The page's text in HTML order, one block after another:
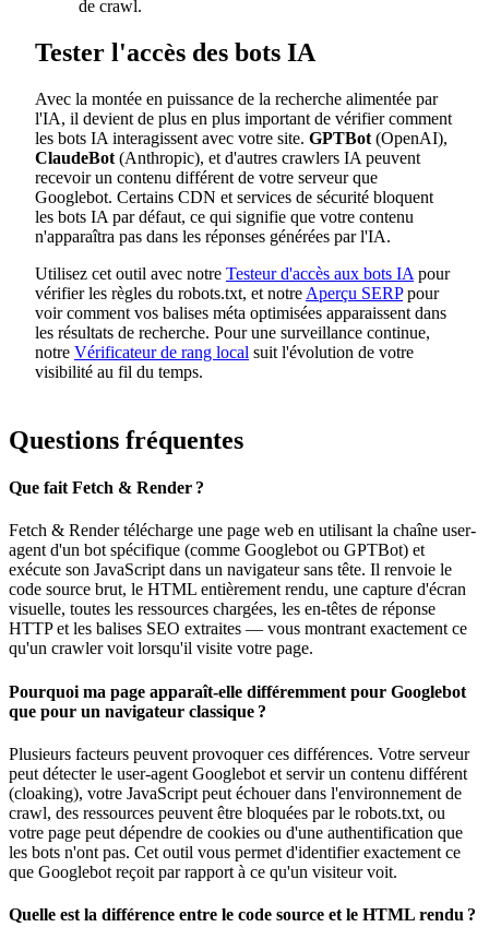
de crawl.
Tester l'accès des bots IA
Avec la montée en puissance de la recherche alimentée par
l'IA, il devient de plus en plus important de vérifier comment
les bots IA interagissent avec votre site. GPTBot (OpenAI),
ClaudeBot (Anthropic), et d'autres crawlers IA peuvent
recevoir un contenu différent de votre serveur que
Googlebot. Certains CDN et services de sécurité bloquent
les bots IA par défaut, ce qui signifie que votre contenu
n'apparaîtra pas dans les réponses générées par l'IA.
Utilisez cet outil avec notre Testeur d'accès aux bots IA pour
vérifier les règles du robots.txt, et notre Aperçu SERPpour
voir comment vos balises méta optimisées apparaissent dans
les résultats de recherche. Pour une surveillance continue,
notre Vérificateur de rang local suit l'évolution de votre
visibilité au fil du temps.
Questions fréquentes
Que fait Fetch & Render ?
Fetch & Render télécharge une page web en utilisant la chaîne user-
agent d'un bot spécifique (comme Googlebot ou GPTBot) et
exécute son JavaScript dans un navigateur sans tête. Il renvoie le
code source brut, le HTML entièrement rendu, une capture d'écran
visuelle, toutes les ressources chargées, les en-têtes de réponse
HTTP et les balises SEO extraites — vous montrant exactement ce
qu'un crawler voit lorsqu'il visite votre page.
Pourquoi ma page apparaît‑elle différemment pour Googlebot
que pour un navigateur classique ?
Plusieurs facteurs peuvent provoquer ces différences. Votre serveur
peut détecter le user-agent Googlebot et servir un contenu différent
(cloaking), votre JavaScript peut échouer dans l'environnement de
crawl, des ressources peuvent être bloquées par le robots.txt, ou
votre page peut dépendre de cookies ou d'une authentification que
les bots n'ont pas. Cet outil vous permet d'identifier exactement ce
que Googlebot reçoit par rapport à ce qu'un visiteur voit.
Quelle est la différence entre le code source et le HTML rendu ?